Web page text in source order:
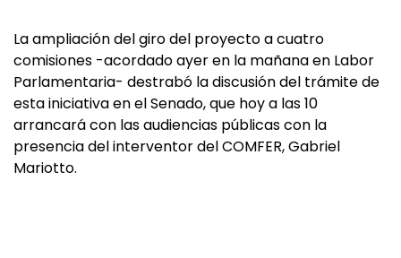
La ampliación del giro del proyecto a cuatro
comisiones -acordado ayer en la mañana en Labor
Parlamentaria- destrabó la discusión del trámite de
esta iniciativa en el Senado, que hoy a las 10
arrancará con las audiencias públicas con la
presencia del interventor del COMFER, Gabriel
Mariotto.